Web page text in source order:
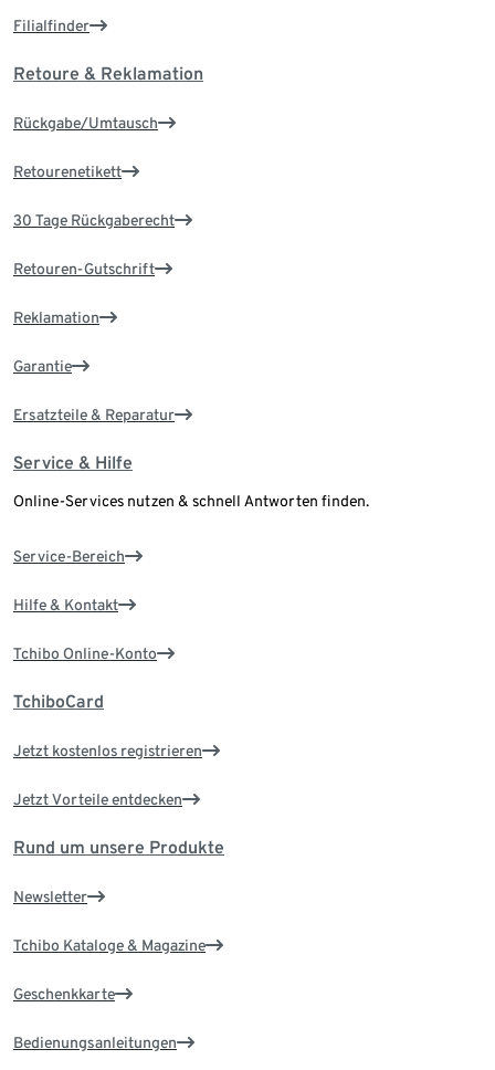
Filialfinder
Retoure & Reklamation
Rückgabe/Umtausch
Retourenetikett
30 Tage Rückgaberecht
Retouren-Gutschrift
Reklamation
Garantie
Ersatzteile & Reparatur
Service & Hilfe
Online-Services nutzen & schnell Antworten finden.
Service-Bereich
Hilfe & Kontakt
Tchibo Online-Konto
TchiboCard
Jetzt kostenlos registrieren
Jetzt Vorteile entdecken
Rund um unsere Produkte
Newsletter
Tchibo Kataloge & Magazine
Geschenkkarte
Bedienungsanleitungen